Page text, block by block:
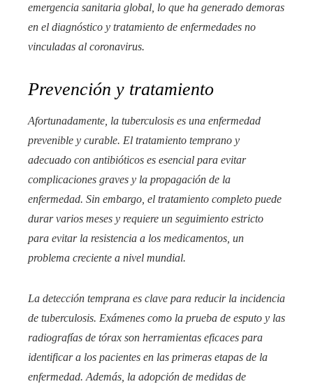
emergencia sanitaria global, lo que ha generado demoras
en el diagnóstico y tratamiento de enfermedades no
vinculadas al coronavirus.
Prevención y tratamiento
Afortunadamente, la tuberculosis es una enfermedad
prevenible y curable. El tratamiento temprano y
adecuado con antibióticos es esencial para evitar
complicaciones graves y la propagación de la
enfermedad. Sin embargo, el tratamiento completo puede
durar varios meses y requiere un seguimiento estricto
para evitar la resistencia a los medicamentos, un
problema creciente a nivel mundial.
La detección temprana es clave para reducir la incidencia
de tuberculosis. Exámenes como la prueba de esputo y las
radiografías de tórax son herramientas eficaces para
identificar a los pacientes en las primeras etapas de la
enfermedad. Además, la adopción de medidas de